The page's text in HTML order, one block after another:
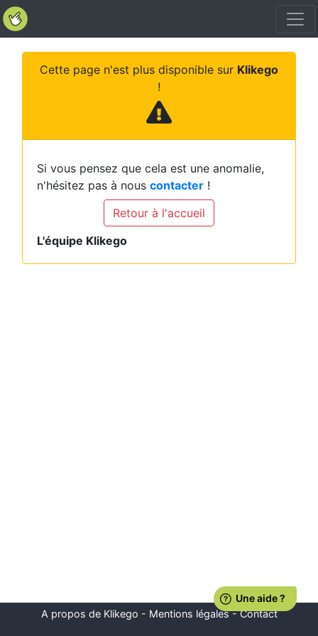
Cette page n'est plus disponible sur Klikego
!
Si vous pensez que cela est une anomalie,
n'hésitez pas à nous contacter !
Retour à l'accueil
L'équipe Klikego
A propos de Klikego - Mentions légales-Contact